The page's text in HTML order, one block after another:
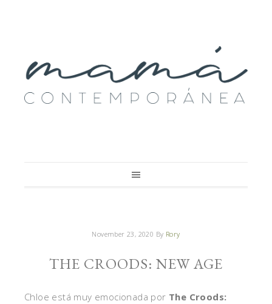
November 23, 2020 By Rory
THE CROODS: NEW AGE
Chloe está muy emocionada por The Croods: